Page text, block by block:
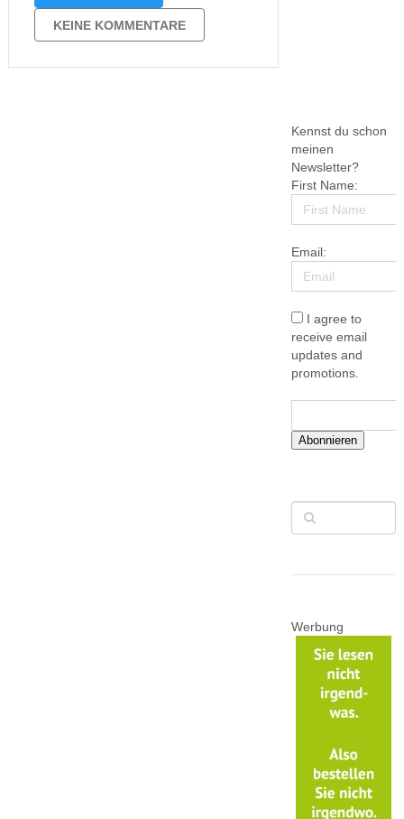
Wildschwein kollidiert. Dass sich das
Leben in den vergangenen 25 Jahren
verändert hat, wird …
KEINE KOMMENTARE
Kennst du schon
meinen
Newsletter?
First Name:
Email:
I agree to
receive email
updates and
promotions.
Abonnieren
Werbung